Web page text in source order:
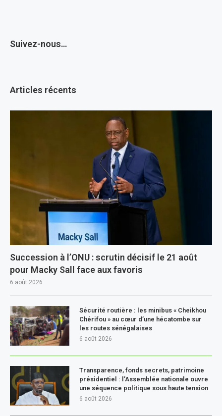
Suivez-nous…
Articles récents
Succession à l’ONU : scrutin décisif le 21 août
pour Macky Sall face aux favoris
6 août 2026
Sécurité routière : les minibus « Cheikhou
Chérifou » au cœur d’une hécatombe sur
les routes sénégalaises
6 août 2026
Transparence, fonds secrets, patrimoine
présidentiel : l’Assemblée nationale ouvre
une séquence politique sous haute tension
6 août 2026